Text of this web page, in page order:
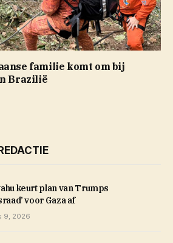
familie komt om bij
Brazilië
keurt plan van Trumps
voor Gaza af
9, 2026